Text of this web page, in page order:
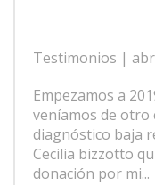
Testimonios |
Empezamos a
veníamos de otro
diagnóstico baja
Cecilia bizzotto
donación por mi...